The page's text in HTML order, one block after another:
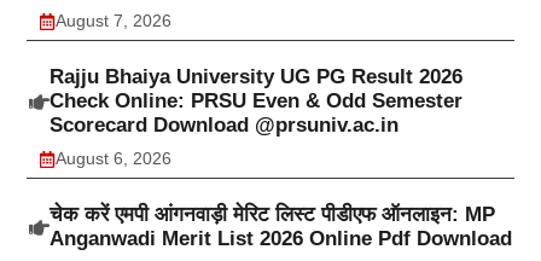
August 7, 2026
Rajju Bhaiya University UG PG Result 2026
Check Online: PRSU Even & Odd Semester
Scorecard Download @prsuniv.ac.in
August 6, 2026
चेक करें एमपी आंगनवाड़ी मेरिट लिस्ट पीडीएफ ऑनलाइन: MP
Anganwadi Merit List 2026 Online Pdf Download